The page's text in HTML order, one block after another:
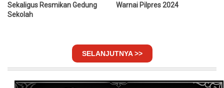
Sekaligus Resmikan Gedung
Sekolah
Warnai Pilpres 2024
SELANJUTNYA >>